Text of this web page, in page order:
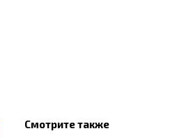
Смотрите также